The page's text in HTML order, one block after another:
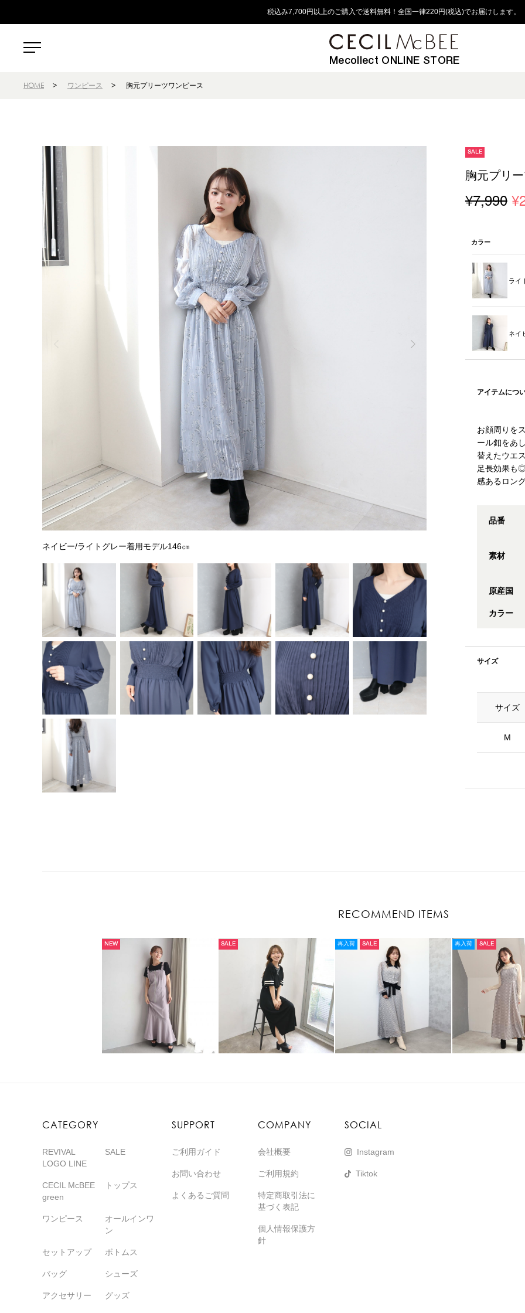
税込み7,700円以上のご購入で送料無料！全国一律220円(税込)でお届けします。
Mecollect ONLINE STORE
HOME > ワンピース > 胸元プリーツワンピース
ネイビー/ライトグレー着用モデル146㎝
SALE
胸元プリ
¥7,990
カラー
ライ
ネイ
アイテムにつ
お顔周りを
ール釦をあ
替えたウエ
足長効果も
感あるロン
品番
素材
原産国
カラー
サイズ
サイズ
M
RECOMMEND ITEMS
NEW SALE 再入荷 SALE 再入荷 SALE
CATEGORY
REVIVAL
LOGO LINE
SALE
CECIL McBEE
green
トップス
ワンピース
オールインワ
ン
セットアップ ボトムス
バッグ シューズ
アクセサリー グッズ
SUPPORT
ご利用ガイド
お問い合わせ
よくあるご質問
COMPANY
会社概要
ご利用規約
特定商取引法に
基づく表記
個人情報保護方
針
SOCIAL
Instagram
Tiktok